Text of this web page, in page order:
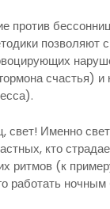
против
позволяют
счастья) и
свет! Именно
кто
ритмов (к
работать